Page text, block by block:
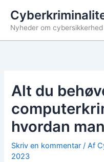
indholdet
Nyheder om cybersikkerhed
Alt du
hvordan
Skriv en kommentar / Af
2023